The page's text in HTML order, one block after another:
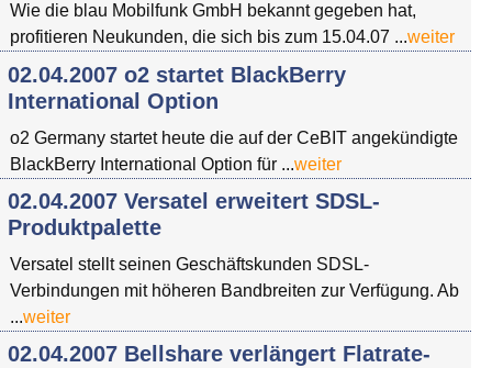
Wie die blau Mobilfunk GmbH bekannt gegeben hat,
profitieren Neukunden, die sich bis zum 15.04.07 ...weiter
02.04.2007 o2 startet BlackBerry
International Option
o2 Germany startet heute die auf der CeBIT angekündigte
BlackBerry International Option für ...weiter
02.04.2007 Versatel erweitert SDSL-
Produktpalette
Versatel stellt seinen Geschäftskunden SDSL-
Verbindungen mit höheren Bandbreiten zur Verfügung. Ab
...weiter
02.04.2007 Bellshare verlängert Flatrate-